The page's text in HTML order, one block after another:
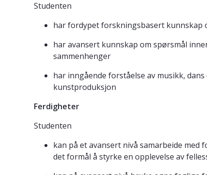
Studenten
har fordypet forskningsbasert kunnskap
har avansert kunnskap om spørsmål
sammenhenger
har inngående forståelse av musikk,
kunstproduksjon
Ferdigheter
Studenten
kan på et avansert nivå samarbeide
det formål å styrke en opplevelse av